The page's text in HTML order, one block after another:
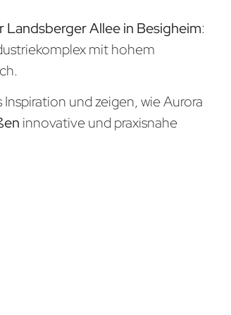
Landsberger Allee in Besigheim:
mit hohem
und zeigen, wie Aurora
innovative und praxisnahe